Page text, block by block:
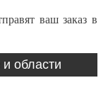
ваш заказ в
области